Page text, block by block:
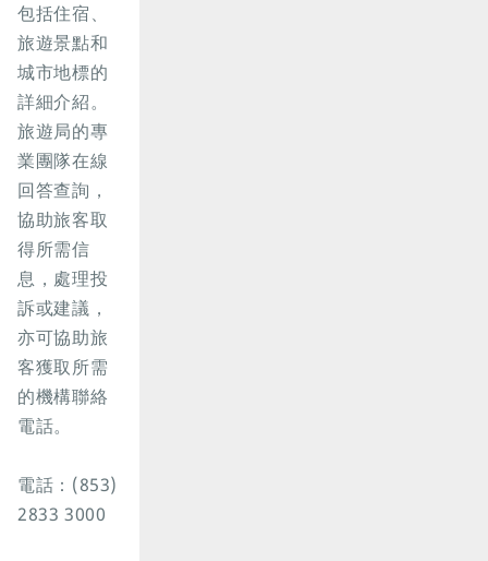
包括住宿、
旅遊景點和
城市地標的
詳細介紹。
旅遊局的專
業團隊在線
回答查詢，
協助旅客取
得所需信
息，處理投
訴或建議，
亦可協助旅
客獲取所需
的機構聯絡
電話。
電話：(853)
2833 3000